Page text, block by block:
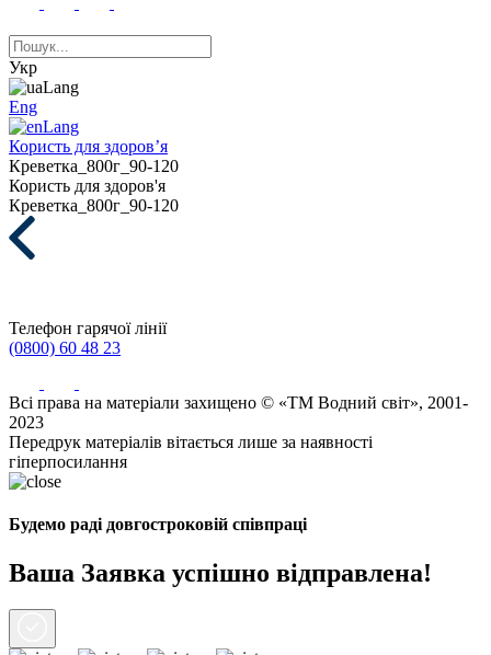
Укр
Eng
Користь для здоров’я
Креветка_800г_90-120
Користь для здоров'я
Креветка_800г_90-120
Телефон гарячої лінії
(0800) 60 48 23
Всі права на матеріали захищено © «ТМ Водний світ», 2001-
2023
Передрук матеріалів вітається лише за наявності
гіперпосилання
Будемо раді довгостроковій співпраці
Ваша Заявка успішно відправлена!